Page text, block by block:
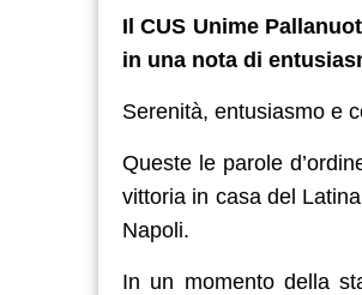
Il CUS Unime
in una nota di
Serenità, entusiasmo e
Queste le parole
vittoria in casa del
Napoli.
In un momento della